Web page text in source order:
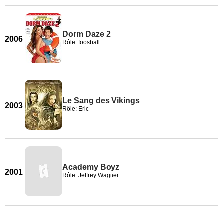
2006
Dorm Daze 2
Rôle: foosball
2003
Le Sang des Vikings
Rôle: Eric
2001
Academy Boyz
Rôle: Jeffrey Wagner